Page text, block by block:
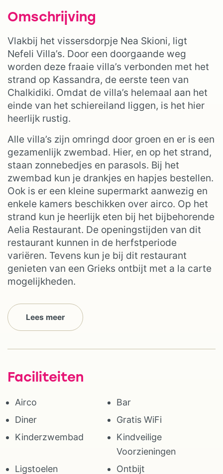
Omschrijving
Vlakbij het vissersdorpje Nea Skioni, ligt
Nefeli Villa’s. Door een doorgaande weg
worden deze fraaie villa’s verbonden met het
strand op Kassandra, de eerste teen van
Chalkidiki. Omdat de villa’s helemaal aan het
einde van het schiereiland liggen, is het hier
heerlijk rustig.
Alle villa’s zijn omringd door groen en er is een
gezamenlijk zwembad. Hier, en op het strand,
staan zonnebedjes en parasols. Bij het
zwembad kun je drankjes en hapjes bestellen.
Ook is er een kleine supermarkt aanwezig en
enkele kamers beschikken over airco. Op het
strand kun je heerlijk eten bij het bijbehorende
Aelia Restaurant. De openingstijden van dit
restaurant kunnen in de herfstperiode
variëren. Tevens kun je bij dit restaurant
genieten van een Grieks ontbijt met a la carte
mogelijkheden.
Lees meer
Faciliteiten
Airco
Bar
Diner
Gratis WiFi
Kinderzwembad
Kindveilige
Voorzieningen
Ligstoelen
Ontbijt